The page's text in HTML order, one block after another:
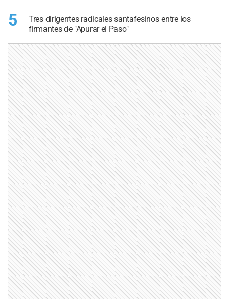
5
Tres dirigentes radicales santafesinos entre los
firmantes de "Apurar el Paso"